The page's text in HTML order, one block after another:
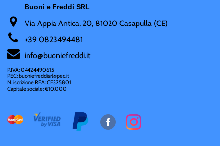
Buoni e Freddi SRL
Via Appia Antica, 20, 81020 Casapulla (CE)
+39 0823494481
info@buoniefreddi.it
P.IVA: 04424490615
PEC: buoniefreddisrl@pec.it
N. iscrizione REA: CE325801
Capitale sociale: €10.000